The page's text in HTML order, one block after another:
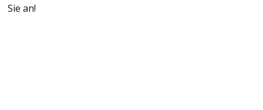
Sie an!